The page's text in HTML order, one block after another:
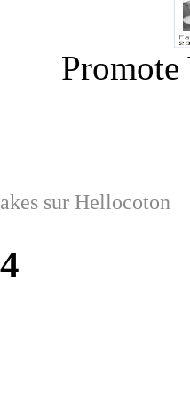
Promote
sur Hellocoton